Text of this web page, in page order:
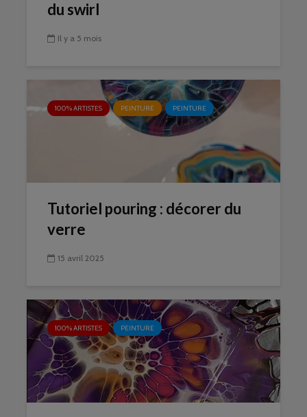
du swirl
Il y a 5 mois
100% ARTISTES PEINTURE PEINTURE
Tutoriel pouring : décorer du
verre
15 avril 2025
100% ARTISTES PEINTURE